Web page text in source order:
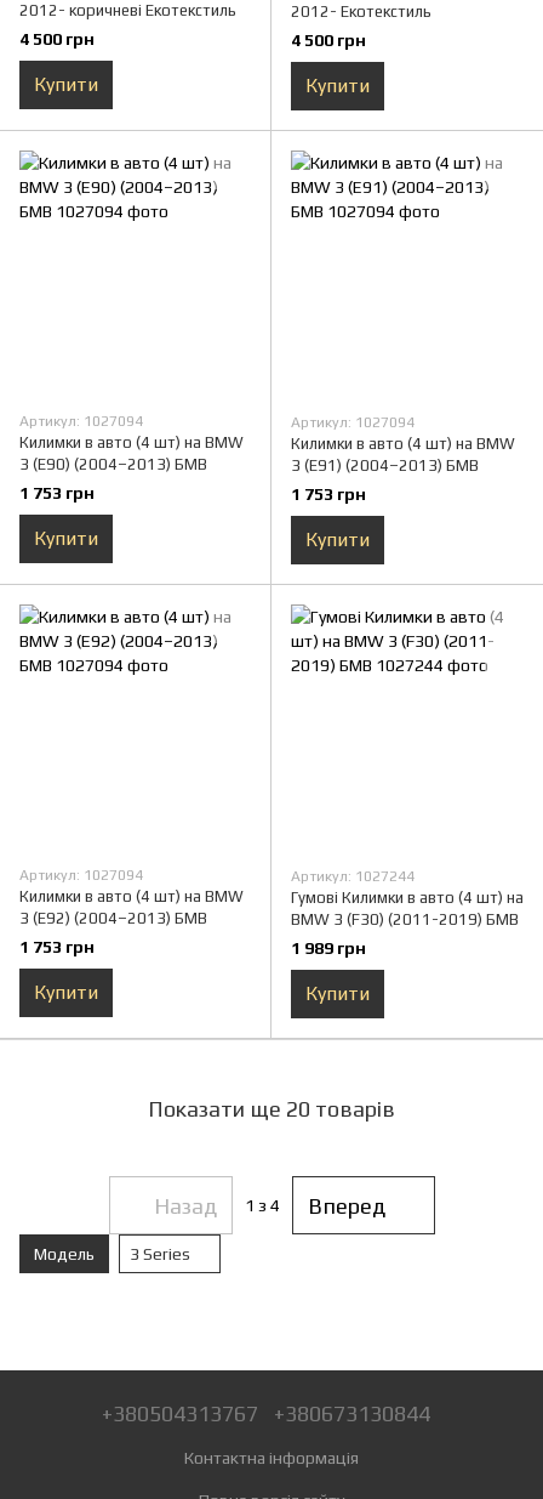
2012- коричневі Екотекстиль
4 500 грн
Купити
2012- Екотекстиль
4 500 грн
Купити
Артикул: 1027094
Килимки в авто (4 шт) на BMW
3 (E90) (2004–2013) БМВ
1 753 грн
Купити
Артикул: 1027094
Килимки в авто (4 шт) на BMW
3 (E91) (2004–2013) БМВ
1 753 грн
Купити
Артикул: 1027094
Килимки в авто (4 шт) на BMW
3 (E92) (2004–2013) БМВ
1 753 грн
Купити
Артикул: 1027244
Гумові Килимки в авто (4 шт) на
BMW 3 (F30) (2011-2019) БМВ
1 989 грн
Купити
Показати ще 20 товарів
Назад 1 з 4 Вперед
Модель 3 Series
+380504313767 +380673130844
Контактна інформація